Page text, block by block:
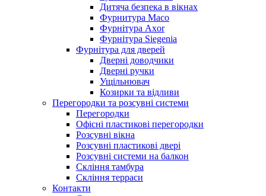
Дитяча безпека в вікнах
Фурнитура Maco
Фурнітура Axor
Фурнітура Siegenia
Фурнітура для дверей
Дверні доводчики
Дверні ручки
Ущільнювач
Козирки та відливи
Перегородки та розсувні системи
Перегородки
Офісні пластикові перегородки
Розсувні вікна
Розсувні пластикові двері
Розсувні системи на балкон
Скління тамбура
Скління терраси
Контакти